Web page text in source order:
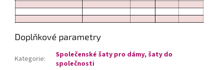
Doplňkové parametry
Kategorie:
Společenské šaty pro dámy, šaty do
společnosti